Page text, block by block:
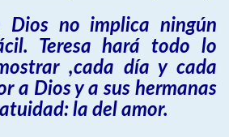
Dios no implica ningún
Teresa hará todo lo
,cada día y cada
a Dios y a sus hermanas
la del amor.